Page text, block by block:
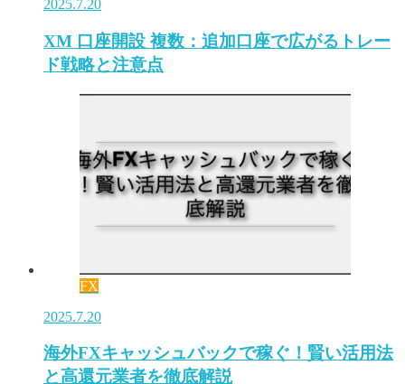
2025.7.20
XM 口座開設 複数：追加口座で広がるトレー
ド戦略と注意点
FX
2025.7.20
海外FXキャッシュバックで稼ぐ！賢い活用法
と高還元業者を徹底解説